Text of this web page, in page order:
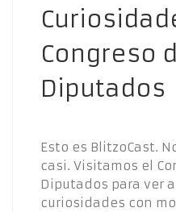
Congreso
Diputados
Esto es BlitzoCast.
casi. Visitamos el
Diputados para ver
curiosidades con